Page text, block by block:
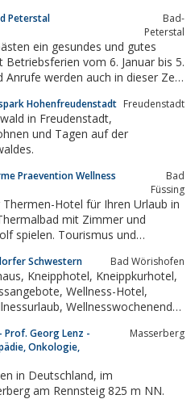
Peterstal
Bad-
Peterstal
ein gesundes und gutes
vom 6. Januar bis 5.
Anrufe werden auch in dieser Zeit
Hohenfreudenstadt Freudenstadt
in Freudenstadt,
Praevention Wellness
Bad
Füssing
Hotel für Ihren Urlaub in
mit Zimmer und
spielen. Tourismus und
Minuten entfernt. Massage.
Schwestern Bad Wörishofen
Prof. Georg Lenz -
Onkologie,
Masserberg
in Deutschland, im
am Rennsteig 825 m NN.